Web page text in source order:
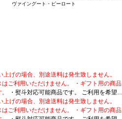
ヴァイングート・ピーロート
上げの場合、別途送料は発生致しません。
ご利用いただけません。 ・ギフト用の商品
・熨斗対応可能商品です。 ご利用を希望
をご希望の旨と「結び・上部表書き内容・
ださい。無地熨斗の場合は、結びをご指定
上げの場合、別途送料は発生致しません。
ご利用いただけません。 ・ギフト用の商品